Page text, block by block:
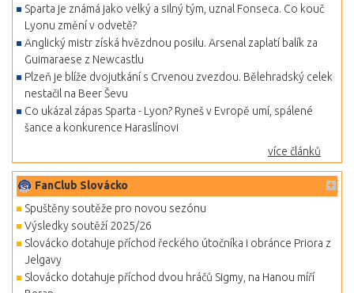
Sparta je známá jako velký a silný tým, uznal Fonseca. Co kouč
Lyonu změní v odvetě?
Anglický mistr získá hvězdnou posilu. Arsenal zaplatí balík za
Guimaraese z Newcastlu
Plzeň je blíže dvojutkání s Crvenou zvezdou. Bělehradský celek
nestačil na Beer Ševu
Co ukázal zápas Sparta - Lyon? Ryneš v Evropě umí, spálené
šance a konkurence Haraslínovi
více článků
FanClub Slovácko
Spuštěny soutěže pro novou sezónu
Výsledky soutěží 2025/26
Slovácko dotahuje příchod řeckého útočníka i obránce Priora z
Jelgavy
Slovácko dotahuje příchod dvou hráčů Sigmy, na Hanou míří